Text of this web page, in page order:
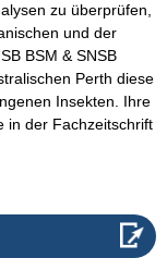
zu überprüfen,
und der
BSM & SNSB
Perth diese
Insekten. Ihre
in der Fachzeitschrift